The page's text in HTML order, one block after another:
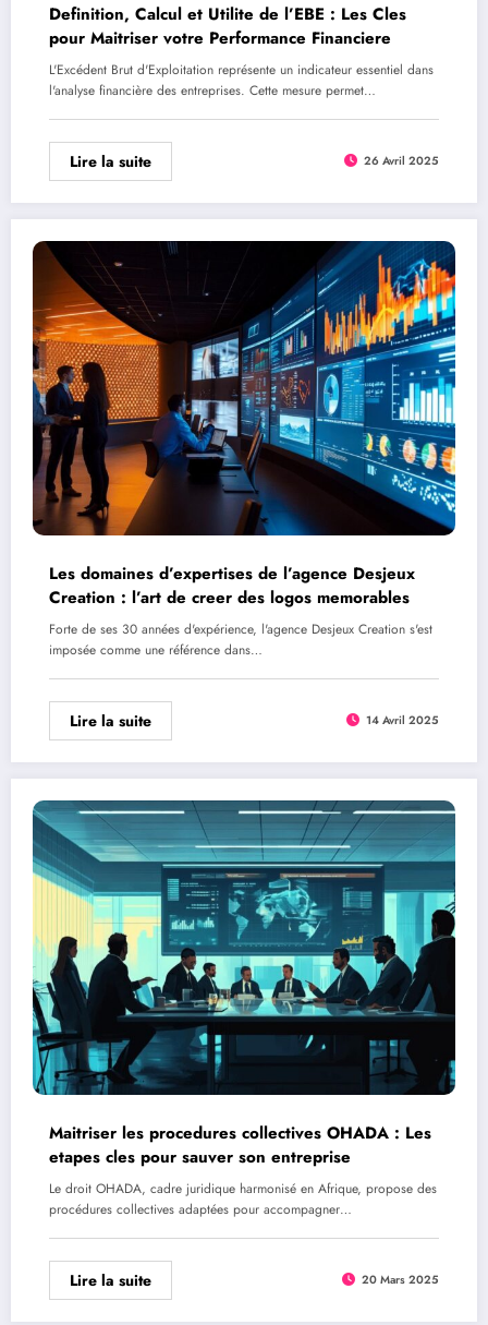
Definition, Calcul et Utilite de l’EBE : Les Cles
pour Maitriser votre Performance Financiere
L'Excédent Brut d'Exploitation représente un indicateur essentiel dans
l'analyse financière des entreprises. Cette mesure permet…
Lire la suite 26 Avril 2025
Les domaines d’expertises de l’agence Desjeux
Creation : l’art de creer des logos memorables
Forte de ses 30 années d'expérience, l'agence Desjeux Creation s'est
imposée comme une référence dans…
Lire la suite 14 Avril 2025
Maitriser les procedures collectives OHADA : Les
etapes cles pour sauver son entreprise
Le droit OHADA, cadre juridique harmonisé en Afrique, propose des
procédures collectives adaptées pour accompagner…
Lire la suite 20 Mars 2025